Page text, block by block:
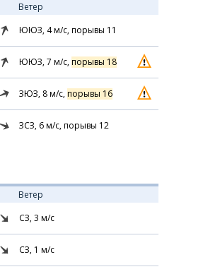
Ветер
ЮЮЗ, 4м/с, порывы 11
ЮЮЗ, 7 м/с, порывы 18
ЗЮЗ, 8м/с, порывы 16
ЗСЗ, 6м/с, порывы 12
Ветер
СЗ, 3 м/с
СЗ, 1 м/с